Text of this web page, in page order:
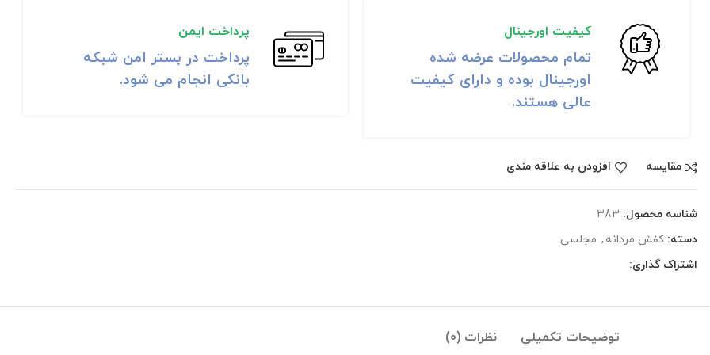
کیفیت اورجینال
تمام محصولات عرضه شده
اورجینال بوده و دارای کیفیت
عالی هستند.
پرداخت ایمن
پرداخت در بستر امن شبکه
بانکی انجام می شود.
مقايسه افزودن به علاقه مندی
شناسه محصول: 383
دسته: کفش مردانه , مجلسی
اشتراک گذاری:
توضیحات تکمیلی نظرات (0)